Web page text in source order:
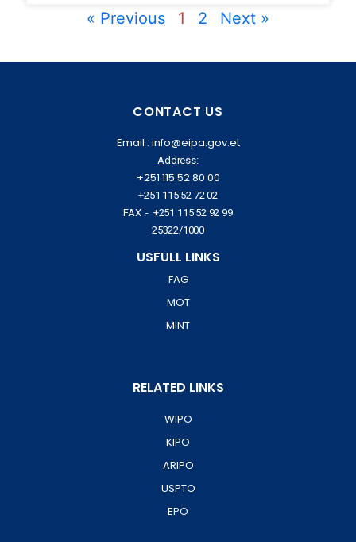
« Previous 1 2 Next »
CONTACT US
Email : info@eipa.gov.et
Address:
+251 115 52 80 00
+251 115 52 72 02
FAX :- +251 115 52 92 99
25322/1000
USFULL LINKS
FAG
MOT
MINT
RELATED LINKS
WIPO
KIPO
ARIPO
USPTO
EPO